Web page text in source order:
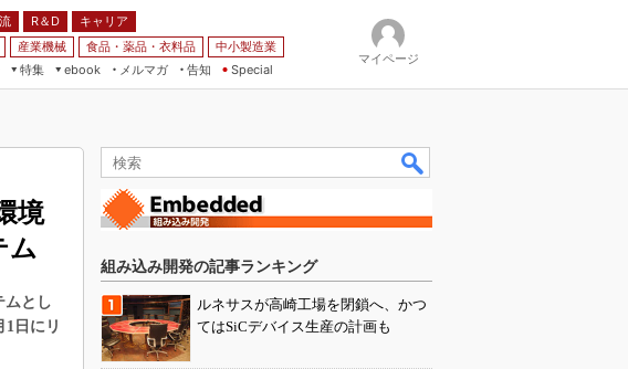
R＆D
キャリア
産業機械 食品・薬品・衣料品
中小製造業
特集
ebook
メルマガ
告知 Special
マイページ
境
ム
ムとし
日にリ
組み込み開発の記事ランキング
ルネサスが高崎工場を閉鎖へ、かつ
てはSiCデバイス生産の計画も